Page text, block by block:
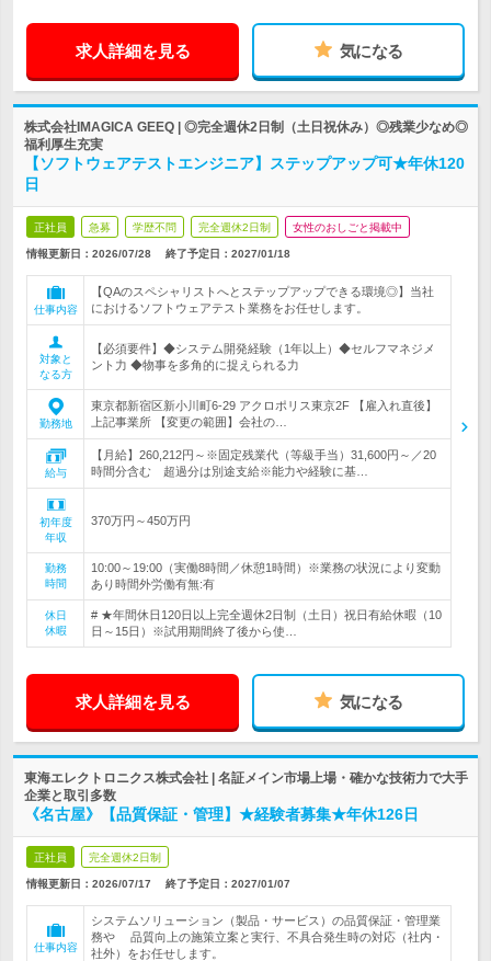
求人詳細を見る 気になる
株式会社IMAGICA GEEQ | ◎完全週休2日制（土日祝休み）◎残業少なめ◎
福利厚生充実
【ソフトウェアテストエンジニア】ステップアップ可★年休120
日
正社員 急募 学歴不問 完全週休2日制 女性のおしごと掲載中
情報更新日：2026/07/28 終了予定日： 2027/01/18
仕事内容
【QAのスペシャリストへとステップアップできる環境◎】当社
におけるソフトウェアテスト業務をお任せします。
対象と
なる方
【必須要件】◆システム開発経験（1年以上）◆セルフマネジメ
ント力 ◆物事を多角的に捉えられる力
勤務地
東京都新宿区新小川町6-29 アクロポリス東京2F 【雇入れ直後】
上記事業所 【変更の範囲】会社の…
給与
【月給】260,212円～※固定残業代（等級手当）31,600円～／20
時間分含む 超過分は別途支給※能力や経験に基…
初年度
年収
370万円～450万円
勤務
時間
10:00～19:00（実働8時間／休憩1時間）※業務の状況により変動
あり時間外労働有無:有
休日
休暇
# ★年間休日120日以上完全週休2日制（土日）祝日有給休暇（10
日～15日）※試用期間終了後から使…
求人詳細を見る 気になる
東海エレクトロニクス株式会社 | 名証メイン市場上場・確かな技術力で大手
企業と取引多数
《名古屋》【品質保証・管理】★経験者募集★年休126日
正社員 完全週休2日制
情報更新日：2026/07/17 終了予定日： 2027/01/07
仕事内容
システムソリューション（製品・サービス）の品質保証・管理業
務や 品質向上の施策立案と実行、不具合発生時の対応（社内・
社外）をお任せします。